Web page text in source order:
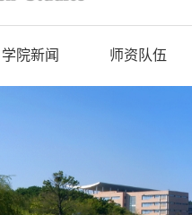
学院新闻 师资队伍